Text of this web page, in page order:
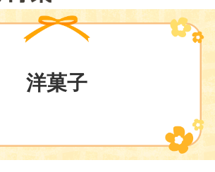
洋菓子